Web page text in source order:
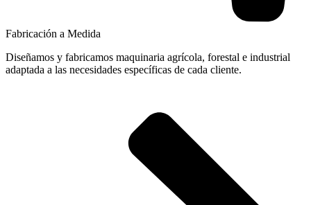
Fabricación a Medida
Diseñamos y fabricamos maquinaria agrícola, forestal e industrial
adaptada a las necesidades específicas de cada cliente.